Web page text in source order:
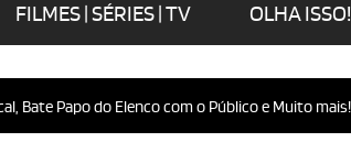
FILMES | SÉRIES | TV OLHA ISSO!
do Elenco com o Público e Muito mais! •